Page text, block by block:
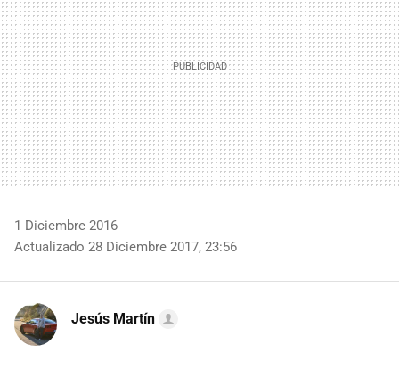
1 Diciembre 2016
Actualizado 28 Diciembre 2017, 23:56
Jesús Martín